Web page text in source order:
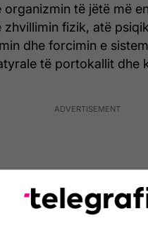
organizmin të jëtë më
zhvillimin fizik, atë
dhe forcimin e
të portokallit dhe